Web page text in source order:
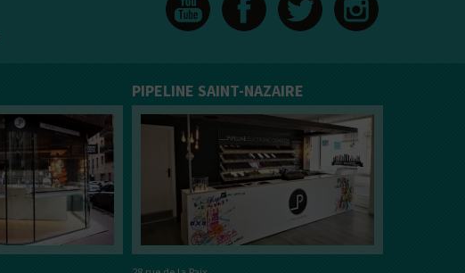
PIPELINE SAINT-NAZAIRE